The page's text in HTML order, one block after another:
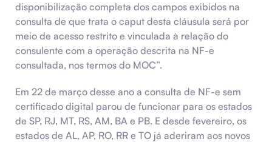
disponibilização completa dos campos exibidos na
consulta de que trata o caput desta cláusula será por
meio de acesso restrito e vinculada à relação do
consulente com a operação descrita na NF-e
consultada, nos termos do MOC”.
Em 22 de março desse ano a consulta de NF-e sem
certificado digital parou de funcionar para os estados
de SP, RJ, MT, RS, AM, BA e PB. E desde fevereiro, os
estados de AL, AP, RO, RR e TO já aderiram aos novos